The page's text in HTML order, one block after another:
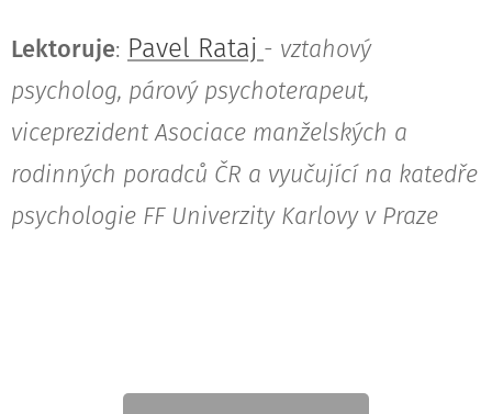
Lektoruje: Pavel Rataj - vztahový
psycholog, párový psychoterapeut,
viceprezident Asociace manželských a
rodinných poradců ČR a vyučující na katedře
psychologie FF Univerzity Karlovy v Praze